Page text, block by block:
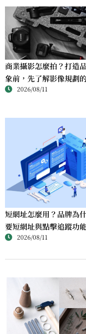
Tea
商業攝影怎麼拍？打造
象前，先了解影像規劃
性 2026/08/11
短網址怎麼用？品牌為
要短網址與點擊追蹤功能
2026/08/11